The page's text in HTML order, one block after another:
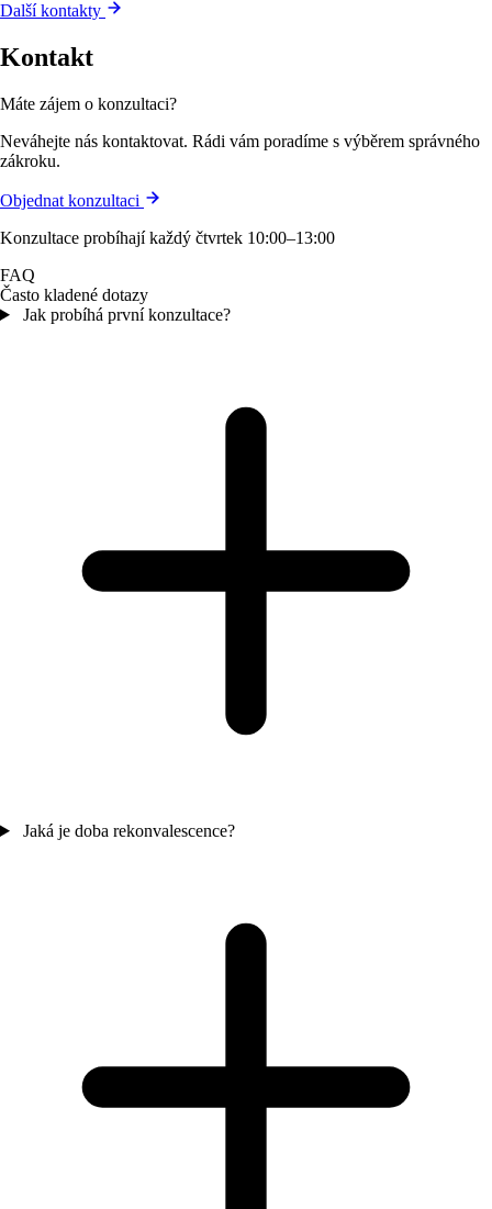
Další kontakty
Kontakt
Máte zájem o konzultaci?
Neváhejte nás kontaktovat. Rádi vám poradíme s výběrem správného
zákroku.
Objednat konzultaci
Konzultace probíhají každý čtvrtek 10:00–13:00
FAQ
Často kladené dotazy
Jak probíhá první konzultace?
Jaká je doba rekonvalescence?